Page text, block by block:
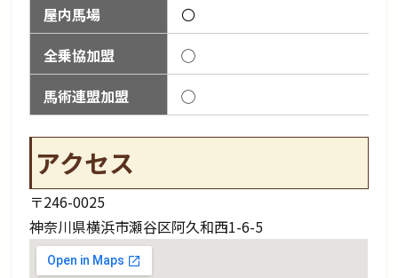
屋内馬場
〇
全乗協加盟
◯
馬術連盟加盟
◯
アクセス
〒246-0025
神奈川県横浜市瀬谷区阿久和西1-6-5